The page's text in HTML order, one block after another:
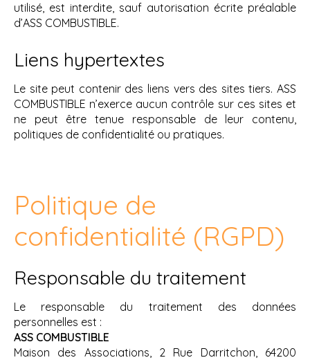
utilisé, est interdite, sauf autorisation écrite préalable
d’ASS COMBUSTIBLE.
Liens hypertextes
Le site peut contenir des liens vers des sites tiers. ASS
COMBUSTIBLE n’exerce aucun contrôle sur ces sites et
ne peut être tenue responsable de leur contenu,
politiques de confidentialité ou pratiques.
Politique de
confidentialité (RGPD)
Responsable du traitement
Le responsable du traitement des données
personnelles est :
ASS COMBUSTIBLE
Maison des Associations, 2 Rue Darritchon, 64200